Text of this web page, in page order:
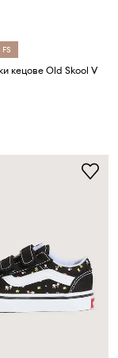
кецове Old Skool V